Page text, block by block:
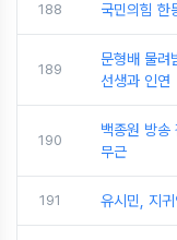
188 국민의힘 한
189
문형배 물려
선생과 인연
190
백종원 방송
무근
191 유시민, 지